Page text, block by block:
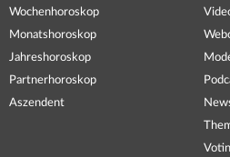
Wochenhoroskop
Monatshoroskop
Jahreshoroskop
Partnerhoroskop
Aszendent